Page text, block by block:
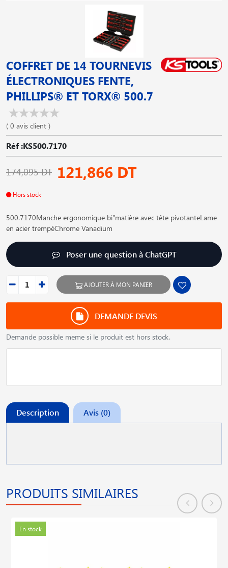
COFFRET DE 14 TOURNEVIS
ÉLECTRONIQUES FENTE,
PHILLIPS® ET TORX® 500.7
( 0 avis client )
Réf :KS500.7170
174,095 DT 121,866 DT
Hors stock
500.7170Manche ergonomique bi"matière avec tête pivotanteLame
en acier trempéChrome Vanadium
Poser une question à ChatGPT
AJOUTER À MON PANIER
DEMANDE DEVIS
Demande possible meme si le produit est hors stock.
Description Avis (0)
PRODUITS SIMILAIRES
En stock